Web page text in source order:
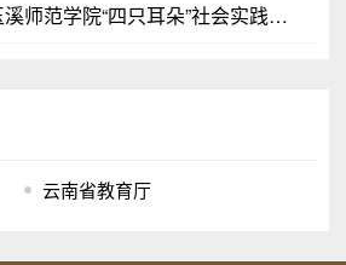
【云新闻】玉溪师范学院“四只耳朵”社会实践团在我省边境开展“国歌唱响国境线”活动
云南省教育厅